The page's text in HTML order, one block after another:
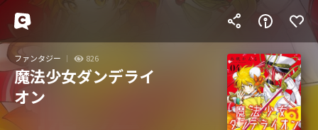
ファンタジー 826
魔法少女ダンデライ
オン